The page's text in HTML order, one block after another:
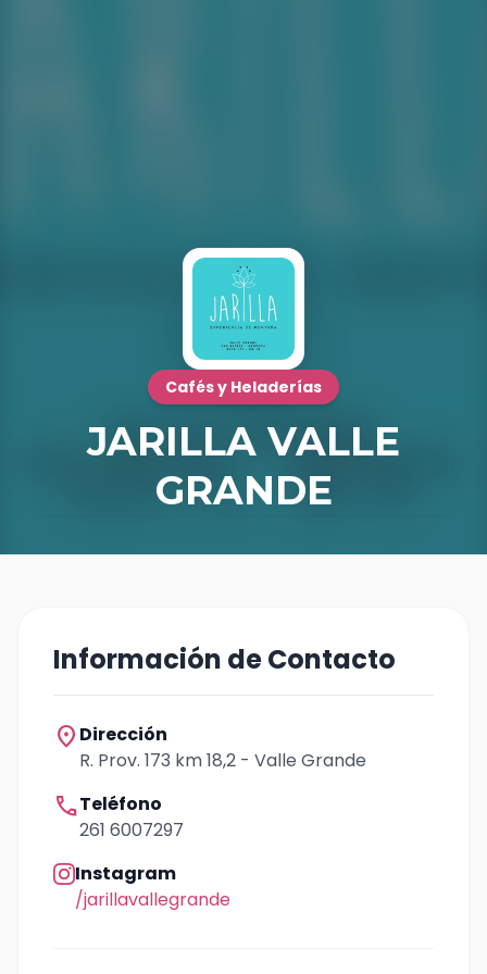
Cafés y Heladerías
JARILLA VALLE
GRANDE
Información de Contacto
location_on Dirección
R. Prov. 173 km 18,2 - Valle Grande
callTeléfono
261 6007297
Instagram
/jarillavallegrande